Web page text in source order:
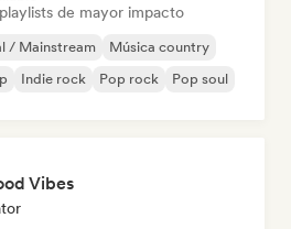
de mayor impacto
/ Mainstream
Música country
Indie rock Pop rock Pop soul
Vibes